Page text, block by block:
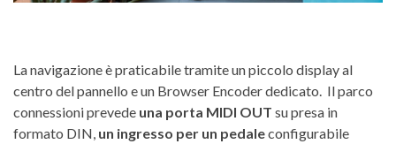
La navigazione è praticabile tramite un piccolo display al
centro del pannello e un Browser Encoder dedicato. Il parco
connessioni prevede una porta MIDI OUT su presa in
formato DIN, un ingresso per un pedaleconfigurabile